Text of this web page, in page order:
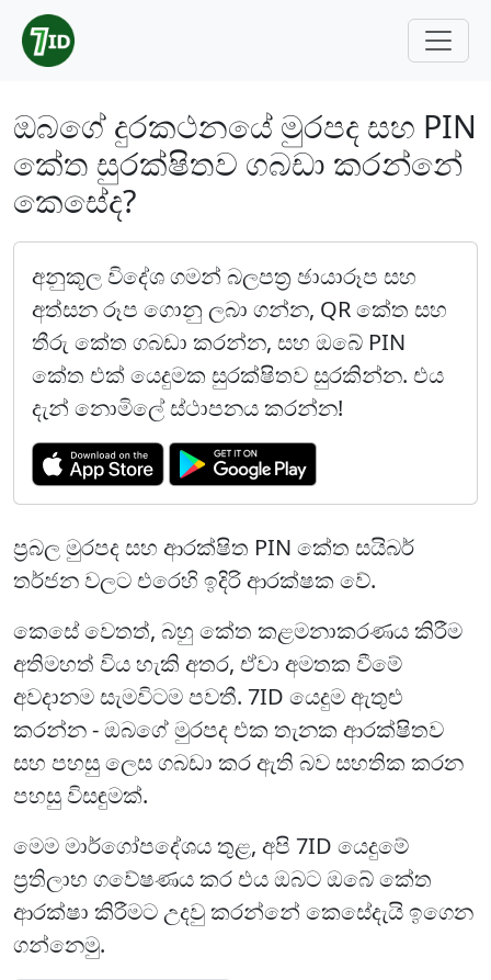
ඔබගේ දුරකථනයේ මුරපද සහ PIN
කේත සුරක්ෂිතව ගබඩා කරන්නේ
කෙසේද?
අනුකූල විදේශ ගමන් බලපත්‍ර ඡායාරූප සහ
අත්සන රූප ගොනු ලබා ගන්න, QR කේත සහ
තීරු කේත ගබඩා කරන්න, සහ ඔබේ PIN
කේත එක් යෙදුමක සුරක්ෂිතව සුරකින්න. එය
දැන් නොමිලේ ස්ථාපනය කරන්න!
ප්‍රබල මුරපද සහ ආරක්ෂිත PIN කේත සයිබර්
තර්ජන වලට එරෙහි ඉදිරි ආරක්ෂක වේ.
කෙසේ වෙතත්, බහු කේත කළමනාකරණය කිරීම
අතිමහත් විය හැකි අතර, ඒවා අමතක වීමේ
අවදානම සැමවිටම පවතී. 7ID යෙදුම ඇතුළු
කරන්න - ඔබගේ මුරපද එක තැනක ආරක්ෂිතව
සහ පහසු ලෙස ගබඩා කර ඇති බව සහතික කරන
පහසු විසඳුමක්.
මෙම මාර්ගෝපදේශය තුළ, අපි 7ID යෙදුමේ
ප්‍රතිලාභ ගවේෂණය කර එය ඔබට ඔබේ කේත
ආරක්ෂා කිරීමට උදවු කරන්නේ කෙසේදැයි ඉගෙන
ගන්නෙමු.